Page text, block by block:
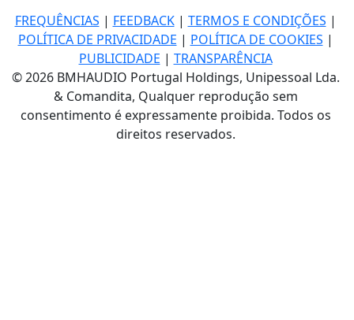
FREQUÊNCIAS | FEEDBACK| TERMOS E CONDIÇÕES |
POLÍTICA DE PRIVACIDADE | POLÍTICA DE COOKIES |
PUBLICIDADE | TRANSPARÊNCIA
© 2026 BMHAUDIO Portugal Holdings, Unipessoal Lda.
& Comandita, Qualquer reprodução sem
consentimento é expressamente proibida. Todos os
direitos reservados.